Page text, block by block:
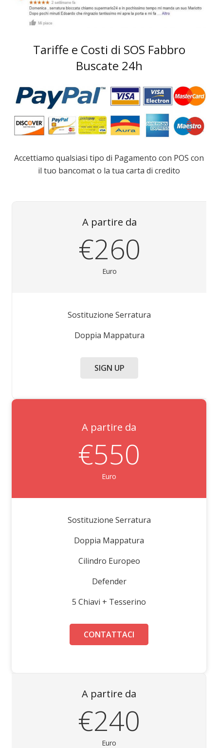
Tariffe e Costi di SOS Fabbro
Buscate 24h
Accettiamo qualsiasi tipo di Pagamento con POS con
il tuo bancomat o la tua carta di credito
A partire da
€260
Euro
Sostituzione Serratura
Doppia Mappatura
SIGN UP
A partire da
€550
Euro
Sostituzione Serratura
Doppia Mappatura
Cilindro Europeo
Defender
5 Chiavi + Tesserino
CONTATTACI
A partire da
€240
Euro